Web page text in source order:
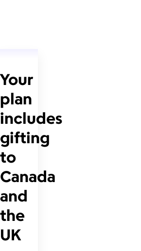
Your
plan
includes
gifting
to
Canada
and
the
UK